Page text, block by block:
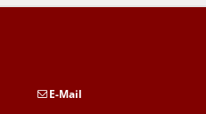
E-Mail